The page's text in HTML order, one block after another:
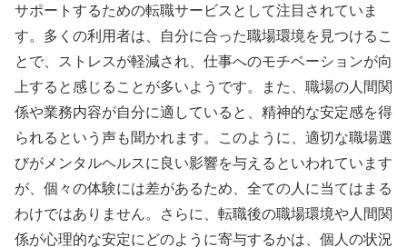
サポートするための転職サービスとして注目されていま
す。多くの利用者は、自分に合った職場環境を見つけるこ
とで、ストレスが軽減され、仕事へのモチベーションが向
上すると感じることが多いようです。また、職場の人間関
係や業務内容が自分に適していると、精神的な安定感を得
られるという声も聞かれます。このように、適切な職場選
びがメンタルヘルスに良い影響を与えるといわれています
が、個々の体験には差があるため、全ての人に当てはまる
わけではありません。さらに、転職後の職場環境や人間関
係が心理的な安定にどのように寄与するかは、個人の状況